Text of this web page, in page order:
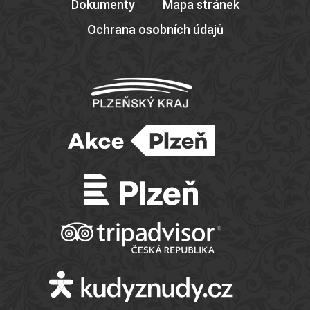
Dokumenty
Mapa stránek
Ochrana osobních údajů